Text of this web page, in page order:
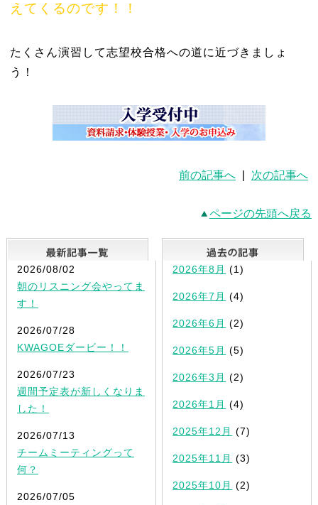
えてくるのです！！
たくさん演習して志望校合格への道に近づきましょ
う！
前の記事へ 次の記事へ
ページの先頭へ戻る
最新記事一覧
2026/08/02
朝のリスニング会やってま
す！
2026/07/28
KWAGOEダービー！！
2026/07/23
週間予定表が新しくなりま
した！
2026/07/13
チームミーティングって
何？
2026/07/05
2026年8月 (1)
2026年7月 (4)
2026年6月 (2)
2026年5月 (5)
2026年3月 (2)
2026年1月 (4)
2025年12月 (7)
2025年11月 (3)
2025年10月 (2)